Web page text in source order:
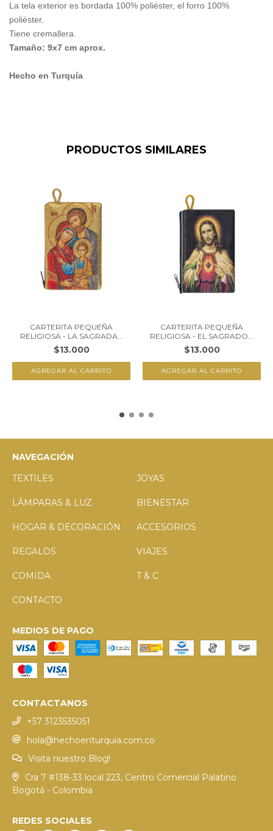
La tela exterior es bordada 100% poliéster, el forro 100%
poliéster.
Tiene cremallera.
Tamaño: 9x7 cm aprox.
Hecho en Turquía
PRODUCTOS SIMILARES
CARTERITA PEQUEÑA
RELIGIOSA - LA SAGRADA...
$13.000
CARTERITA PEQUEÑA
RELIGIOSA - EL SAGRADO...
$13.000
NAVEGACIÓN
TEXTILES
JOYAS
LÁMPARAS & LUZ BIENESTAR
HOGAR & DECORACIÓN ACCESORIOS
REGALOS VIAJES
COMIDA T & C
CONTACTO
MEDIOS DE PAGO
CONTACTANOS
+57 3123535051
hola@hechoenturquia.com.co
Visita nuestro Blog!
Cra 7 #138-33 local 223, Centro Comercial Palatino
Bogotá - Colombia
REDES SOCIALES